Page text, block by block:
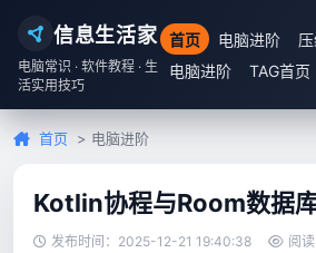
信息生活家
电脑常识 · 软件教程 · 生
活实用技巧
首页 电脑进阶
电脑进阶
TAG首页
首页 > 电脑进阶
Kotlin协程与Room数据
发布时间：2025-12-21 19:40:38 阅